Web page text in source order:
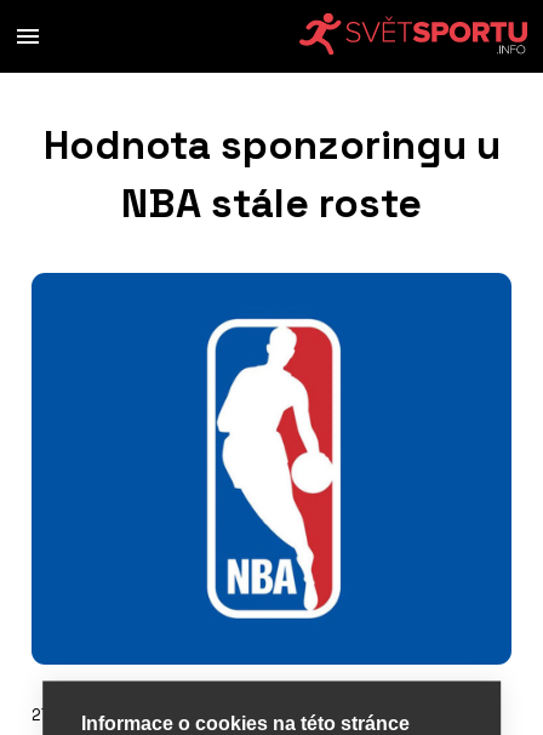
Hodnota sponzoringu u
NBA stále roste
27. září 2023Informace o cookies na této stránce